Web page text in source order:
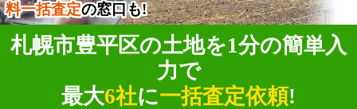
料一括査定の窓口も!
札幌市豊平区の土地を1分の簡単入
力で
最大6社に一括査定依頼!